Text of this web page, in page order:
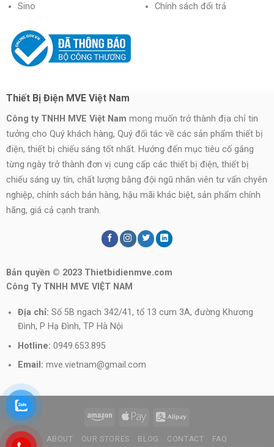
Chính sách đổi trả
Sino
Thiết Bị Điện MVE Việt Nam
Công ty TNHH MVE Việt Nam mong muốn trở thành địa chỉ tin
tưởng cho Quý khách hàng, Quý đối tác về các sản phẩm thiết bị
điện, thiết bị chiếu sáng tốt nhất. Hướng đến mục tiêu cố gắng
từng ngày trở thành đơn vị cung cấp các thiết bị điện, thiết bị
chiếu sáng uy tín, chất lượng bằng đội ngũ nhân viên tư vấn chyên
nghiệp, chính sách bán hàng, hậu mãi khác biệt, sản phẩm chính
hãng, giá cả cạnh tranh.
Bản quyền © 2023 Thietbidienmve.com
Công Ty TNHH MVE VIỆT NAM
Địa chỉ: Số 5B ngach 342/41, tổ 13 cum 3A, đường Khương
Đình, P Hạ Đình, TP Hà Nội
Hotline: 0949.653.895
Email: mve.vietnam@gmail.com
ABOUT OUR STORES BLOG CONTACT FAQ